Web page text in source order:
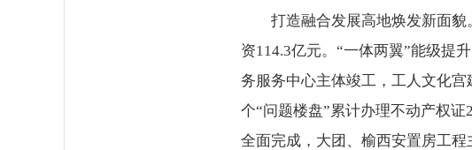
打造融合发展高地焕发新面
资114.3亿元。“一体两翼”能级提
务服务中心主体竣工，工人文化
个“问题楼盘”累计办理不动产权
全面完成，大团、榆西安置房工